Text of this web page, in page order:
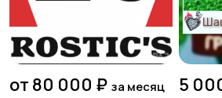
от 80 000 ₽ за месяц 5